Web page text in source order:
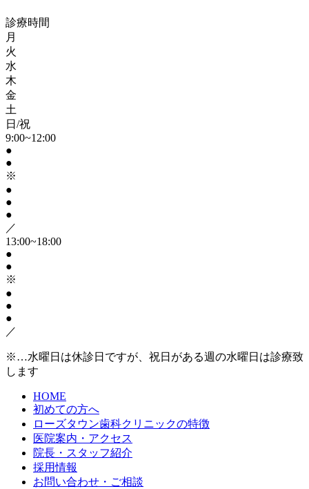
診療時間
月
火
水
木
金
土
日/祝
9:00~12:00
●
●
※
●
●
●
／
13:00~18:00
●
●
※
●
●
●
／
※…水曜日は休診日ですが、祝日がある週の水曜日は診療致
します
HOME
初めての方へ
ローズタウン歯科クリニックの特徴
医院案内・アクセス
院長・スタッフ紹介
採用情報
お問い合わせ・ご相談